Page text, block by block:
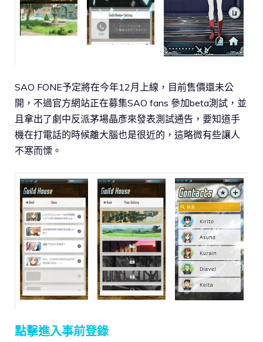
SAO FONE予定將在今年12月上線，目前售價還未公
開，不過官方網站正在募集SAO fans 參加beta測試，並
且拿出了劇中反派茅場晶彥來發表測試通告，要知道手
機在打電話的時候離大腦也是很近的，這略微有些讓人
不寒而慄。
點擊進入事前登錄